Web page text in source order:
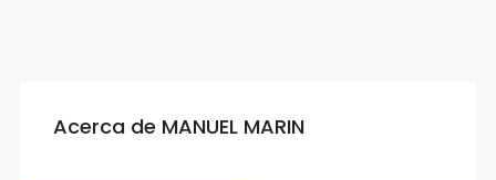
Acerca de MANUEL MARIN